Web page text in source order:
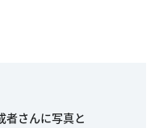
者さんに写真と